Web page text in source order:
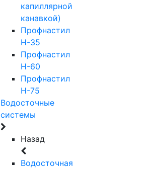
капиллярной
канавкой)
Профнастил
Н-35
Профнастил
Н-60
Профнастил
Н-75
Водосточные
системы
Назад
Водосточная